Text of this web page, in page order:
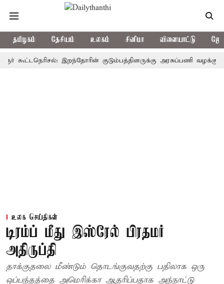
தமிழகம் தேசியம் உலகம் சினிமா விளையாட்டு
இறந்தோரின் குடும்பத்தினருக்கு அரசுப்பணி வழக்கு; வரும்
உலக செய்திகள்
டிரம்ப் மீது இஸ்ரேல் பிரதமர்
அதிருப்தி
தாக்குதலை மீண்டும் தொடங்குவதற்கு பதிலாக ஒரு
ஒப்பந்தத்தை அமெரிக்கா ஆதரிப்பதாக அந்நாட்டு